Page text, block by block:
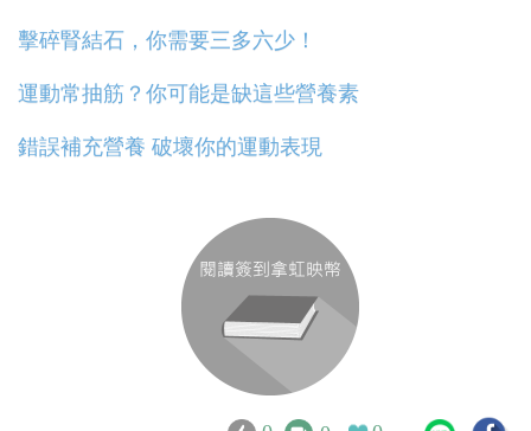
擊碎腎結石，你需要三多六少！
運動常抽筋？你可能是缺這些營養素
錯誤補充營養 破壞你的運動表現